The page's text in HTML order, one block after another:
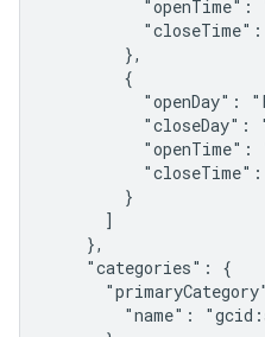
"openTime":
        },
        {
"openDay":
"closeDay":
"openTime":
        }
      ]
    },
    "categories": {
"name":